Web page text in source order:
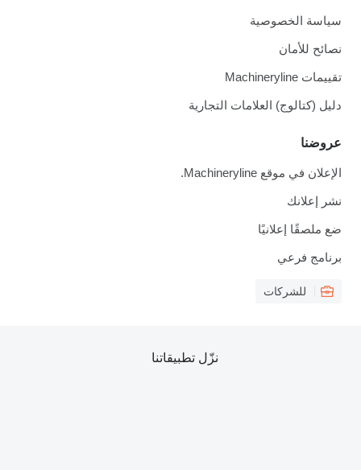
سياسة الخصوصية
نصائح للأمان
تقييمات Machineryline
دليل (كتالوج) العلامات التجارية
عروضنا
الإعلان في موقع Machineryline.
نشر إعلانك
ضع ملصقًا إعلانيًا
برنامج فرعي
للشركات
نزّل تطبيقاتنا